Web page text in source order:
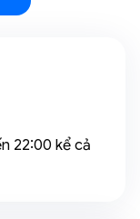
22:00 kể cả